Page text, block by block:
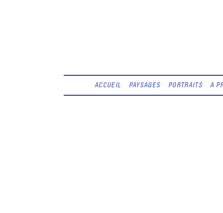
ACCUEIL PAYSAGES PORTRAITS A